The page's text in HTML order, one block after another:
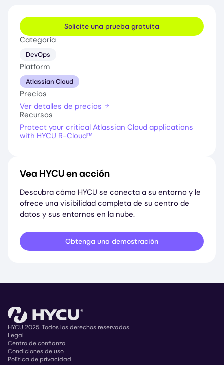
Solicite una prueba gratuita
Categoría
DevOps
Platform
Atlassian Cloud
Precios
Ver detalles de precios
Recursos
Protect your critical Atlassian Cloud applications
with HYCU R-Cloud™
Vea HYCU en acción
Descubra cómo HYCU se conecta a su entorno y le
ofrece una visibilidad completa de su centro de
datos y sus entornos en la nube.
Obtenga una demostración
Copyright
HYCU 2025. Todos los derechos reservados.
Legal
Centro de confianza
Condiciones de uso
Política de privacidad